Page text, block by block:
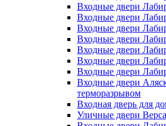
Входные двери
Входные двери
Входные двери
Входные двери
Входные двери
Входные двери
Входные двери
Входные двери
терморазрывом
Входная дверь для
Уличные двери